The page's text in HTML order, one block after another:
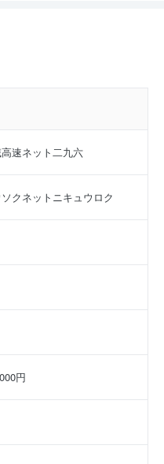
速ネット二九六
クネットニキュウロク
円